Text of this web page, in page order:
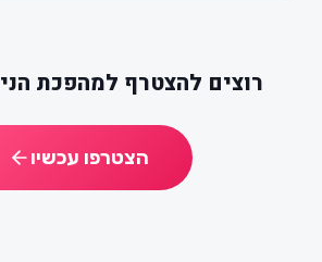
רוצים להצטרף למהפכת
הצטרפו עכשיו